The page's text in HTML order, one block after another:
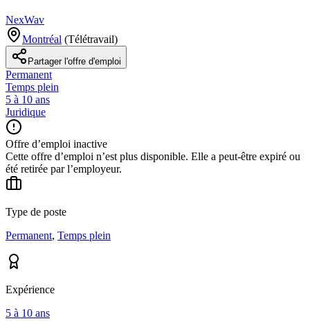
NexWav
Montréal (Télétravail)
Partager l'offre d'emploi
Permanent
Temps plein
5 à 10 ans
Juridique
Offre d’emploi inactive
Cette offre d’emploi n’est plus disponible. Elle a peut-être expiré ou
été retirée par l’employeur.
Type de poste
Permanent, Temps plein
Expérience
5 à 10 ans